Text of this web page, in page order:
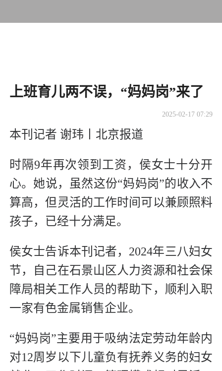
上班育儿两不误，“妈妈岗”来了
2025-02-17 07:29
本刊记者 谢玮丨北京报道
时隔9年再次领到工资，侯女士十分开
心。她说，虽然这份“妈妈岗”的收入不
算高，但灵活的工作时间可以兼顾照料
孩子，已经十分满足。
侯女士告诉本刊记者，2024年三八妇女
节，自己在石景山区人力资源和社会保
障局相关工作人员的帮助下，顺利入职
一家有色金属销售企业。
“妈妈岗”主要用于吸纳法定劳动年龄内
对12周岁以下儿童负有抚养义务的妇女